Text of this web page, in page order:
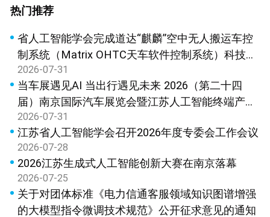
热门推荐
省人工智能学会完成道达“麒麟”空中无人搬运车控
制系统（Matrix OHTC天车软件控制系统）科技成
果鉴定
2026-07-31
当车展遇见AI 当出行遇见未来 2026（第二十四
届）南京国际汽车展览会暨江苏人工智能终端产品
展览会新闻发布会在宁召开
2026-07-31
江苏省人工智能学会召开2026年度专委会工作会议
2026-07-28
2026江苏生成式人工智能创新大赛在南京落幕
2026-07-25
关于对团体标准《电力信通客服领域知识图谱增强
的大模型指令微调技术规范》公开征求意见的通知